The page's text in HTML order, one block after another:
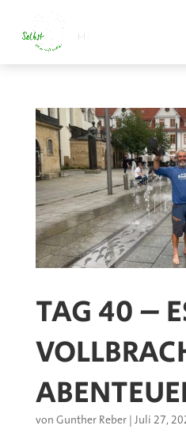
TAG 40 –
von Gunther Reber| Juli 27,